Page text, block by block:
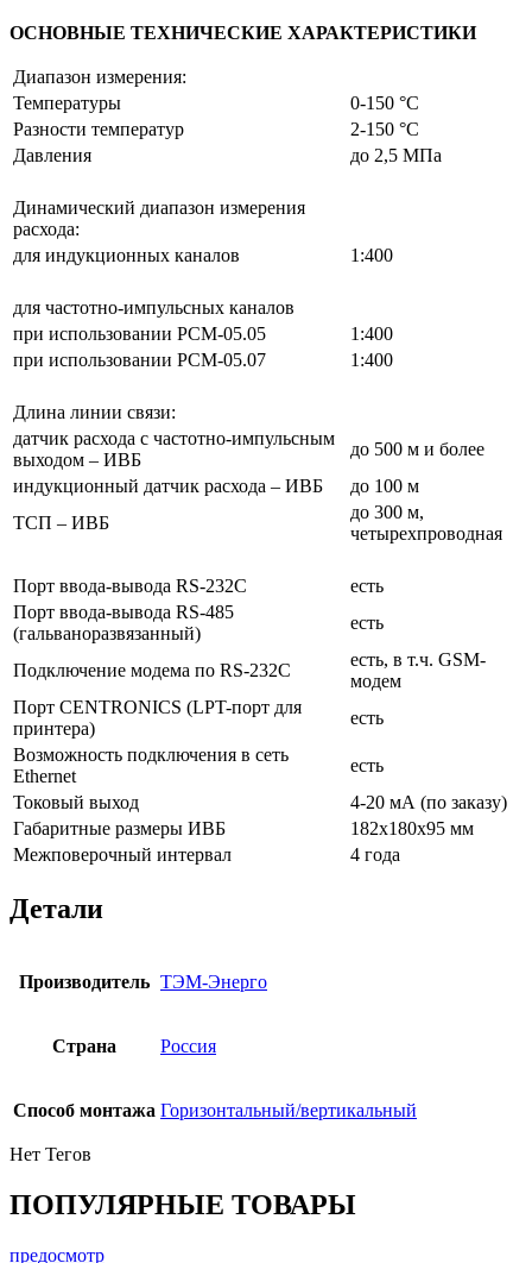
ОСНОВНЫЕ ТЕХНИЧЕСКИЕ ХАРАКТЕРИСТИКИ
Диапазон измерения:
Температуры
0-150 °С
Разности температур
2-150 °С
Давления
до 2,5 МПа
Динамический диапазон измерения
расхода:
для индукционных каналов
1:400
для частотно-импульсных каналов
при использовании РСМ-05.05
1:400
при использовании РСМ-05.07
1:400
Длина линии связи:
датчик расхода c частотно-импульсным
выходом – ИВБ
до 500 м и более
индукционный датчик расхода – ИВБ
до 100 м
ТСП – ИВБ
до 300 м,
четырехпроводная
Порт ввода-вывода RS-232С
есть
Порт ввода-вывода RS-485
(гальваноразвязанный)
есть
Подключение модема по RS-232С
есть, в т.ч. GSM-
модем
Порт CENTRONICS (LPT-порт для
принтера)
есть
Возможность подключения в сеть
Ethernet
есть
Токовый выход
4-20 мА (по заказу)
Габаритные размеры ИВБ
182х180х95 мм
Межповерочный интервал
4 года
Детали
Производитель ТЭМ-Энерго
Страна Россия
Способ монтажа Горизонтальный/вертикальный
Нет Тегов
ПОПУЛЯРНЫЕ ТОВАРЫ
предосмотр